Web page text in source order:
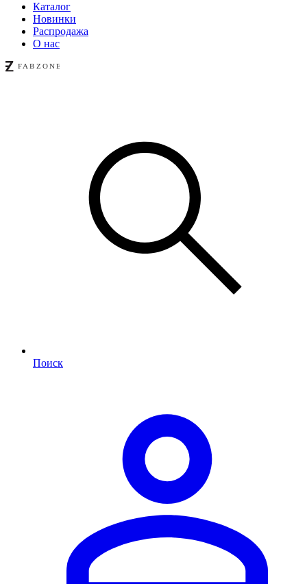
Каталог
Новинки
Распродажа
О нас
Поиск